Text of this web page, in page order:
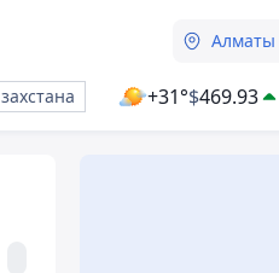
Алматы
+31°$469.93